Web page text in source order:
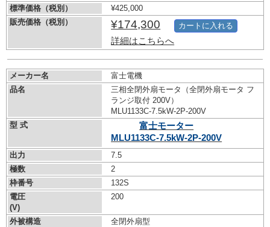
標準価格（税別）
¥425,000
販売価格（税別）
¥174,300
詳細はこちらへ
カートに入れる
メーカー名
富士電機
品名
三相全閉外扇モータ（全閉外扇モータ フ
ランジ取付 200V）
MLU1133C-7.5kW-2P-200V
型 式
富士モーター
MLU1133C-7.5kW-2P-200V
出力
7.5
極数
2
枠番号
132S
電圧
(V)
200
外被構造
全閉外扇型